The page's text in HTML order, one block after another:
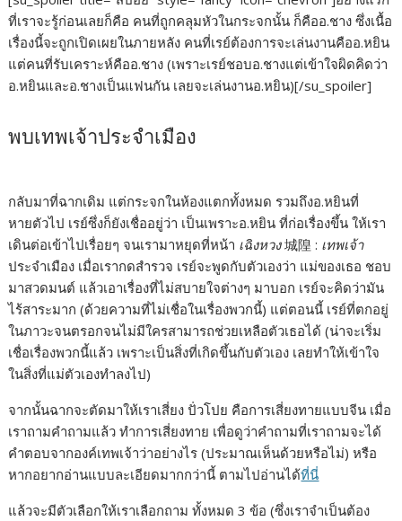
ที่เราจะรู้ก่อนเลยก็คือ คนที่ถูกคลุมหัวในกระจกนั้น ก็คืออ.ชาง ซึ่งเนื้อ
เรื่องนี้จะถูกเปิดเผยในภายหลัง คนที่เรย์ต้องการจะเล่นงานคืออ.หยิน
แต่คนที่รับเคราะห์คืออ.ชาง (เพราะเรย์ชอบอ.ชางแต่เข้าใจผิดคิดว่า
อ.หยินและอ.ชางเป็นแฟนกัน เลยจะเล่นงานอ.หยิน)[/su_spoiler]
พบเทพเจ้าประจำเมือง
กลับมาที่ฉากเดิม แต่กระจกในห้องแตกทั้งหมด รวมถึงอ.หยินที่
หายตัวไป เรย์ซึ่งก็ยังเชื่ออยู่ว่า เป็นเพราะอ.หยิน ที่ก่อเรื่องขึ้น ให้เรา
เดินต่อเข้าไปเรื่อยๆ จนเรามาหยุดที่หน้า เฉิงหวง城隍 : เทพเจ้า
ประจำเมือง เมื่อเรากดสำรวจ เรย์จะพูดกับตัวเองว่า แม่ของเธอ ชอบ
มาสวดมนต์ แล้วเอาเรื่องที่ไม่สบายใจต่างๆ มาบอก เรย์จะคิดว่ามัน
ไร้สาระมาก (ด้วยความที่ไม่เชื่อในเรื่องพวกนี้) แต่ตอนนี้ เรย์ที่ตกอยู่
ในภาวะจนตรอกจนไม่มีใครสามารถช่วยเหลือตัวเธอได้ (น่าจะเริ่ม
เชื่อเรื่องพวกนี้แล้ว เพราะเป็นสิ่งที่เกิดขึ้นกับตัวเอง เลยทำให้เข้าใจ
ในสิ่งที่แม่ตัวเองทำลงไป)
จากนั้นฉากจะตัดมาให้เราเสี่ยง ปั่วโปย คือการเสี่ยงทายแบบจีน เมื่อ
เราถามคำถามแล้ว ทำการเสี่ยงทาย เพื่อดูว่าคำถามที่เราถามจะได้
คำตอบจากองค์เทพเจ้าว่าอย่างไร (ประมาณเห็นด้วยหรือไม่) หรือ
หากอยากอ่านแบบละเอียดมากกว่านี้ ตามไปอ่านได้ที่นี่
แล้วจะมีตัวเลือกให้เราเลือกถาม ทั้งหมด 3 ข้อ (ซึ่งเราจำเป็นต้อง